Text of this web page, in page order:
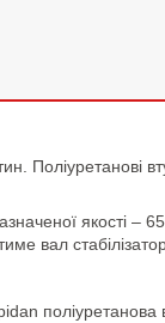
Поліуретанові
якості –
вал
поліуретанова